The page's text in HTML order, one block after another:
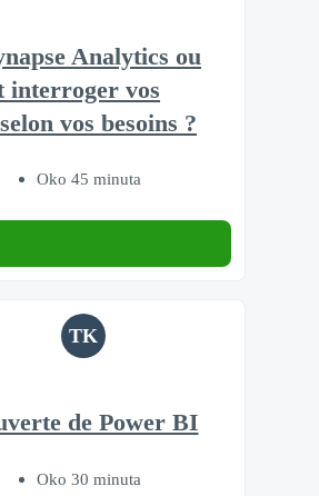
Analytics ou
interroger vos
vos besoins ?
Oko 45 minuta
TK
de Power BI
Oko 30 minuta